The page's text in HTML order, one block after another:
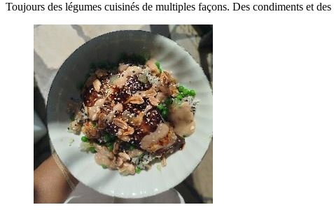
Toujours des légumes cuisinés de multiples façons. Des condiments et